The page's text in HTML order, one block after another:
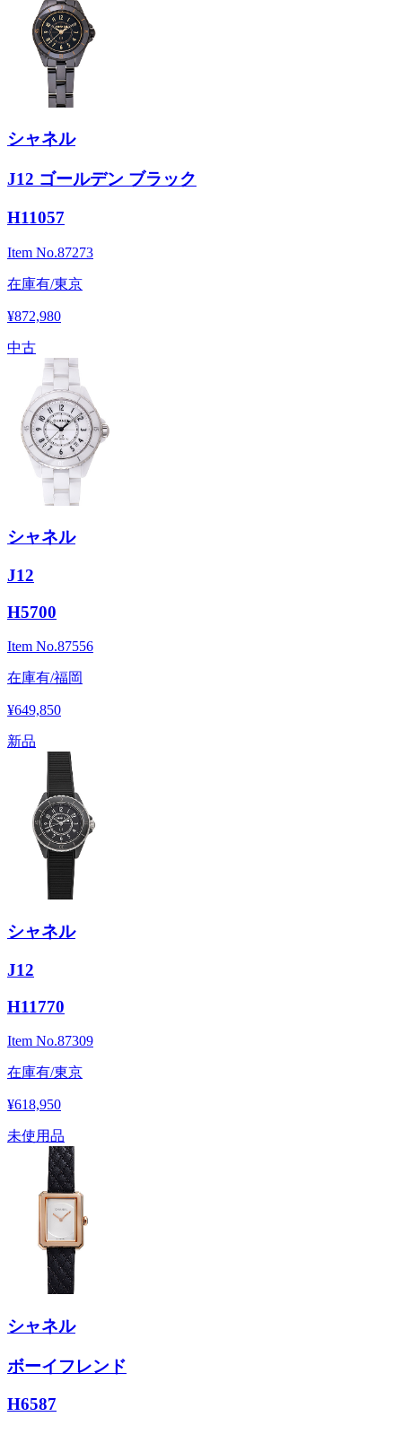
シャネル
J12 ゴールデン ブラック
H11057
Item No.87273
在庫有/東京
¥872,980
中古
シャネル
J12
H5700
Item No.87556
在庫有/福岡
¥649,850
新品
シャネル
J12
H11770
Item No.87309
在庫有/東京
¥618,950
未使用品
シャネル
ボーイフレンド
H6587